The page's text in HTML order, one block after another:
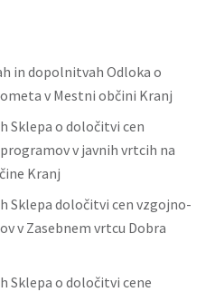
in dopolnitvah Odloka o
v Mestni občini Kranj
Sklepa o določitvi cen
v javnih vrtcih na
Kranj
Sklepa določitvi cen vzgojno-
v Zasebnem vrtcu Dobra
Sklepa o določitvi cene